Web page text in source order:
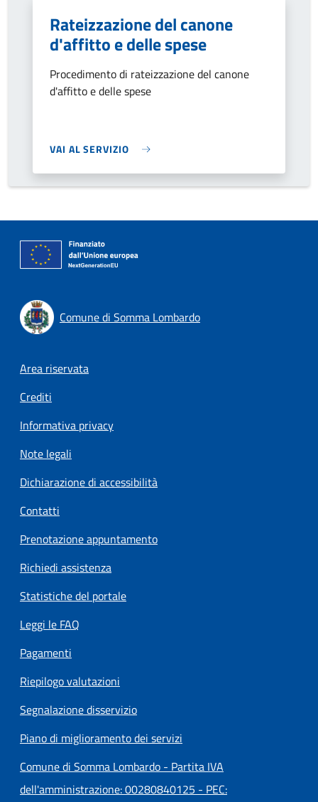
Rateizzazione del canone
d'affitto e delle spese
Procedimento di rateizzazione del canone
d'affitto e delle spese
VAI AL SERVIZIO
Comune di Somma Lombardo
Footer menu
Area riservata
Crediti
Informativa privacy
Note legali
Dichiarazione di accessibilità
Contatti
Prenotazione appuntamento
Richiedi assistenza
Statistiche del portale
Leggi le FAQ
Pagamenti
Riepilogo valutazioni
Segnalazione disservizio
Piano di miglioramento dei servizi
Comune di Somma Lombardo - Partita IVA
dell'amministrazione: 00280840125 - PEC: